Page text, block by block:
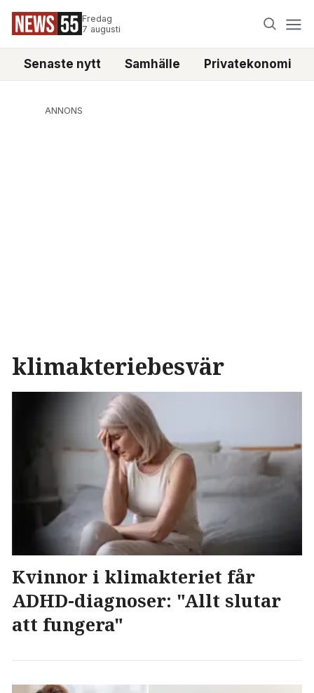
Fredag
7 augusti
Senaste nytt Samhälle Privatekonomi
ANNONS
klimakteriebesvär
Kvinnor i klimakteriet får
ADHD-diagnoser: "Allt slutar
att fungera"